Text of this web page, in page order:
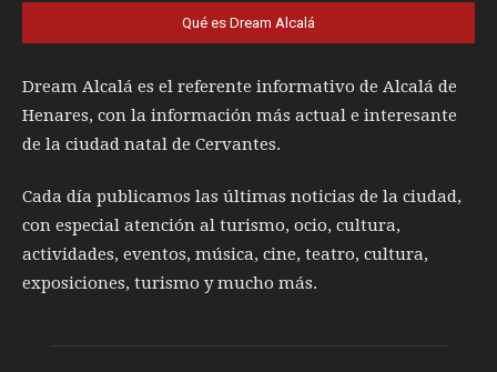
Qué es Dream Alcalá
Dream Alcalá es el referente informativo de Alcalá de
Henares, con la información más actual e interesante
de la ciudad natal de Cervantes.
Cada día publicamos las últimas noticias de la ciudad,
con especial atención al turismo, ocio, cultura,
actividades, eventos, música, cine, teatro, cultura,
exposiciones, turismo y mucho más.